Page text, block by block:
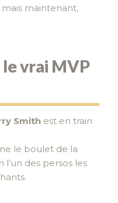
maintenant,
le vrai MVP
Smith est en train
le boulet de la
des persos les